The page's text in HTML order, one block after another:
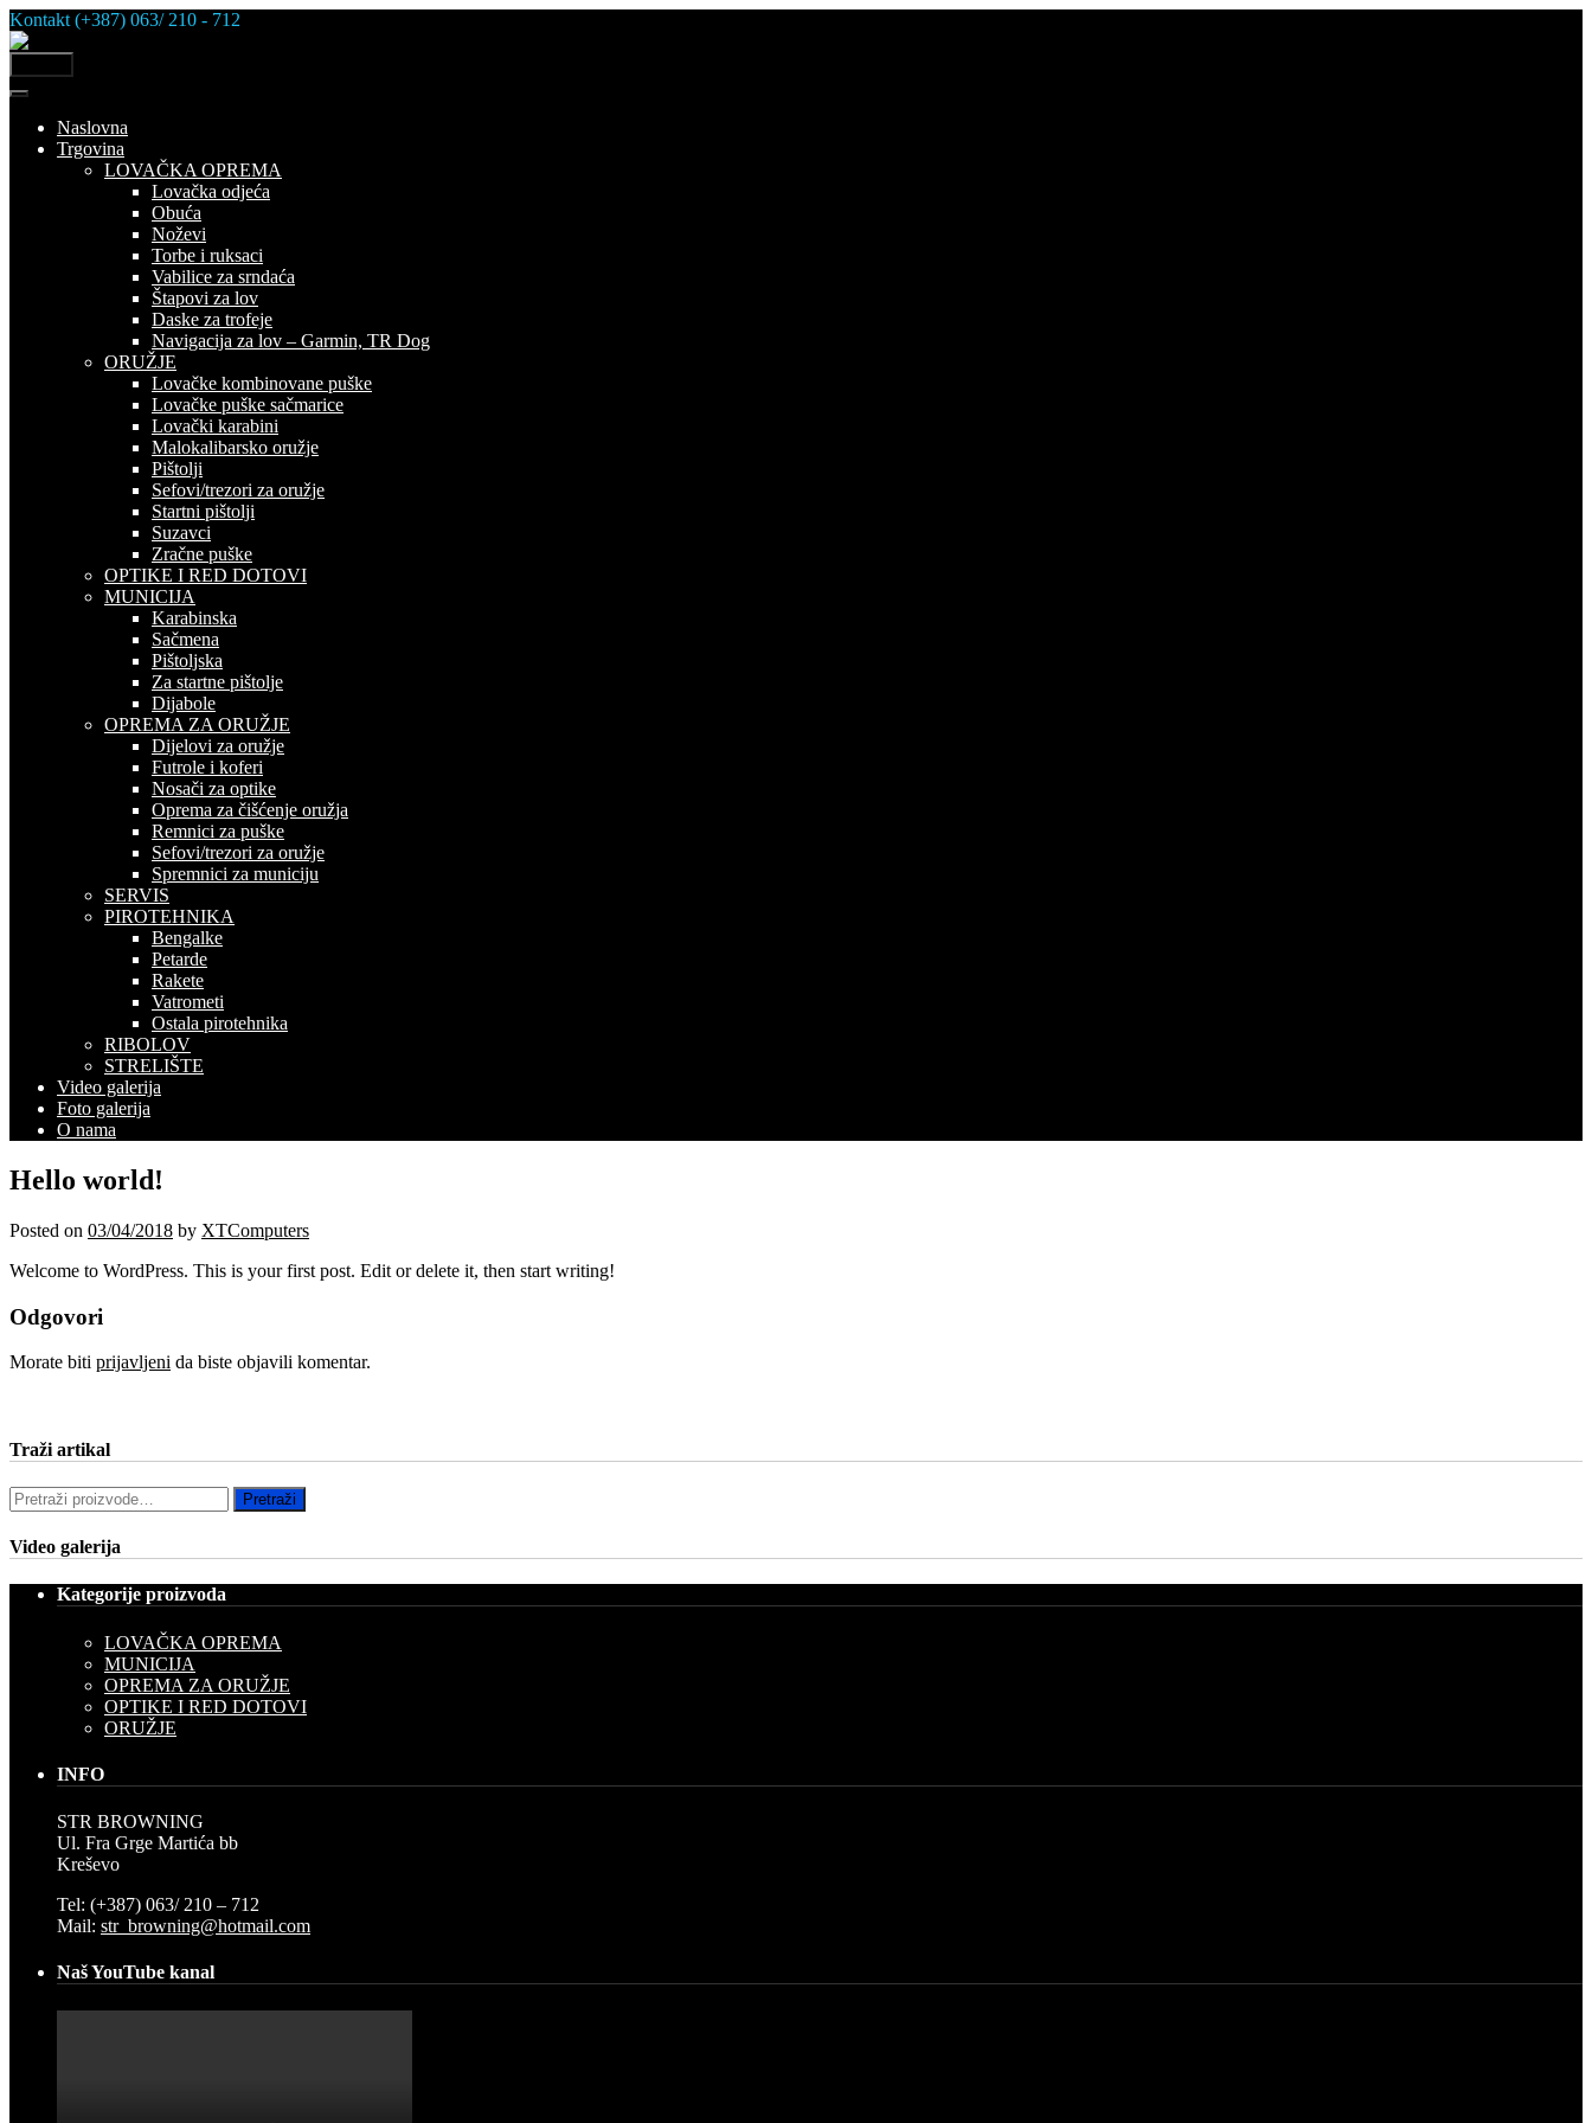
Skip
to
content
Kontakt (+387) 063/ 210 - 712
Naslovna
Trgovina
LOVAČKA OPREMA
Lovačka odjeća
Obuća
Noževi
Torbe i ruksaci
Vabilice za srndaća
Štapovi za lov
Daske za trofeje
Navigacija za lov – Garmin, TR Dog
ORUŽJE
Lovačke kombinovane puške
Lovačke puške sačmarice
Lovački karabini
Malokalibarsko oružje
Pištolji
Sefovi/trezori za oružje
Startni pištolji
Suzavci
Zračne puške
OPTIKE I RED DOTOVI
MUNICIJA
Karabinska
Sačmena
Pištoljska
Za startne pištolje
Dijabole
OPREMA ZA ORUŽJE
Dijelovi za oružje
Futrole i koferi
Nosači za optike
Oprema za čišćenje oružja
Remnici za puške
Sefovi/trezori za oružje
Spremnici za municiju
SERVIS
PIROTEHNIKA
Bengalke
Petarde
Rakete
Vatrometi
Ostala pirotehnika
RIBOLOV
STRELIŠTE
Video galerija
Foto galerija
O nama
Hello world!
Posted on 03/04/2018 by XTComputers
Welcome to WordPress. This is your first post. Edit or delete it, then start writing!
Odgovori
Morate biti prijavljeni da biste objavili komentar.
Traži artikal
Pretraži: Pretraži
Video galerija
Kategorije proizvoda
LOVAČKA OPREMA
MUNICIJA
OPREMA ZA ORUŽJE
OPTIKE I RED DOTOVI
ORUŽJE
INFO
STR BROWNING
Ul. Fra Grge Martića bb
Kreševo
Tel: (+387) 063/ 210 – 712
Mail: str_browning@hotmail.com
Naš YouTube kanal